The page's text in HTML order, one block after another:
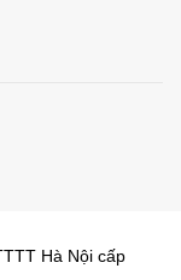
Hà Nội cấp